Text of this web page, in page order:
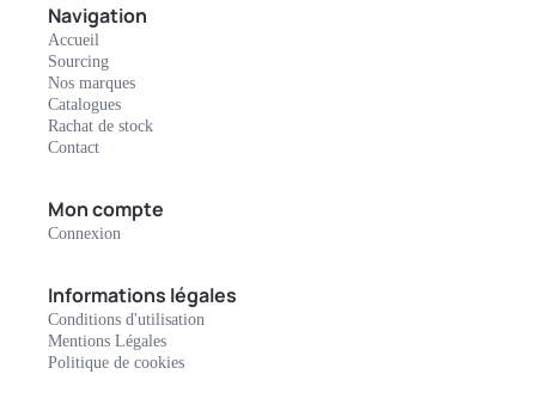
Navigation
Accueil
Sourcing
Nos marques
Catalogues
Rachat de stock
Contact
Mon compte
Connexion
Informations légales
Conditions d'utilisation
Mentions Légales
Politique de cookies